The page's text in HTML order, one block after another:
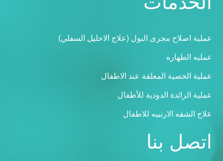
اتصل بنا
عملية اصلاح مجرى البول (علاج الاحليل السفلي)
عمليه الطهاره
عملية الخصية المعلقة عند الاطفال
عملية الزائدة الدودية للأطفال
علاج الشفه الارنبيه للاطفال